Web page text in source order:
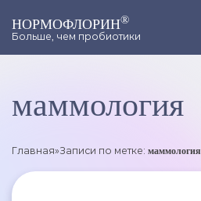
НОРМОФЛОРИН®
Больше, чем пробиотики
маммология
Главная»Записи по метке: маммология